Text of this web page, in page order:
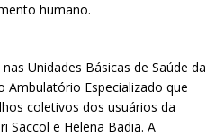
humano.
Unidades Básicas de Saúde da
Ambulatório Especializado que
coletivos dos usuários da
Saccol e Helena Badia. A